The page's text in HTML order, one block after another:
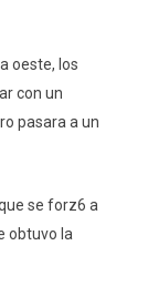
oeste, los
con un
pasara a un
se forz6 a
obtuvo la